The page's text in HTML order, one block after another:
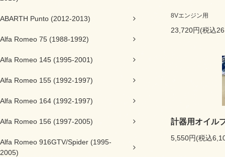
ABARTH Punto (2012-2013)
Alfa Romeo 75 (1988-1992)
Alfa Romeo 145 (1995-2001)
Alfa Romeo 155 (1992-1997)
Alfa Romeo 164 (1992-1997)
Alfa Romeo 156 (1997-2005)
Alfa Romeo 916GTV/Spider (1995-
2005)
8Vエンジン用
23,720円(税込
計器用オイル
5,550円(税込